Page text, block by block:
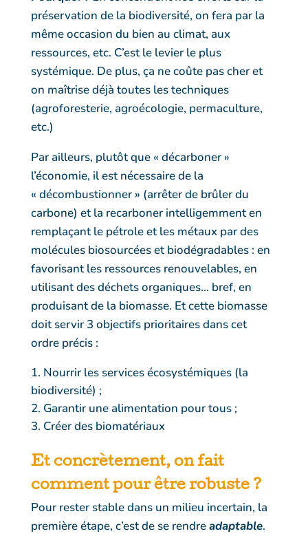
préservation de la biodiversité, on fera par la
même occasion du bien au climat, aux
ressources, etc. C’est le levier le plus
systémique. De plus, ça ne coûte pas cher et
on maîtrise déjà toutes les techniques
(agroforesterie, agroécologie, permaculture,
etc.)
Par ailleurs, plutôt que « décarboner »
l’économie, il est nécessaire de la
« décombustionner » (arrêter de brûler du
carbone) et la recarboner intelligemment en
remplaçant le pétrole et les métaux par des
molécules biosourcées et biodégradables : en
favorisant les ressources renouvelables, en
utilisant des déchets organiques… bref, en
produisant de la biomasse. Et cette biomasse
doit servir 3 objectifs prioritaires dans cet
ordre précis :
Nourrir les services écosystémiques (la
biodiversité) ;
Garantir une alimentation pour tous ;
Créer des biomatériaux
Et concrètement, on fait
comment pour être robuste?
Pour rester stable dans un milieu incertain, la
première étape, c’est de se rendreadaptable.